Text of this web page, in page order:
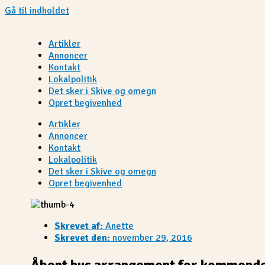
Gå til indholdet
Artikler
Annoncer
Kontakt
Lokalpolitik
Det sker i Skive og omegn
Opret begivenhed
Artikler
Annoncer
Kontakt
Lokalpolitik
Det sker i Skive og omegn
Opret begivenhed
Skrevet af: Anette
Skrevet den: november 29, 2016